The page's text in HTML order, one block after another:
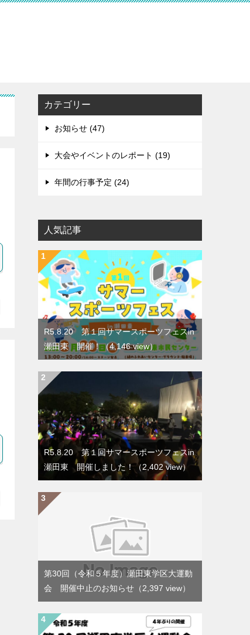
カテゴリー
お知らせ (47)
大会やイベントのレポート (19)
年間の行事予定 (24)
人気記事
R5.8.20 第１回サマースポーツフェスin
瀬田東 開催！（4,146 view）
R5.8.20 第１回サマースポーツフェスin
瀬田東 開催しました！
（2,402 view）
第30回（令和５年度）瀬田東学区大運動
会 開催中止のお知らせ （2,397 view）